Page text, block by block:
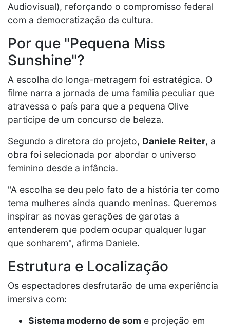
Audiovisual), reforçando o compromisso federal
com a democratização da cultura.
Por que "Pequena Miss
Sunshine"?
A escolha do longa-metragem foi estratégica. O
filme narra a jornada de uma família peculiar que
atravessa o país para que a pequena Olive
participe de um concurso de beleza.
Segundo a diretora do projeto, Daniele Reiter, a
obra foi selecionada por abordar o universo
feminino desde a infância.
"A escolha se deu pelo fato de a história ter como
tema mulheres ainda quando meninas. Queremos
inspirar as novas gerações de garotas a
entenderem que podem ocupar qualquer lugar
que sonharem", afirma Daniele.
Estrutura e Localização
Os espectadores desfrutarão de uma experiência
imersiva com:
Sistema moderno de som e projeção em